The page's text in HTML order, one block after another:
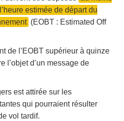
estimée de départ du
(EOBT : Estimated Off
de l’EOBT supérieur à quinze
l’objet d’un message de
est attirée sur les
qui pourraient résulter
vol tardif.